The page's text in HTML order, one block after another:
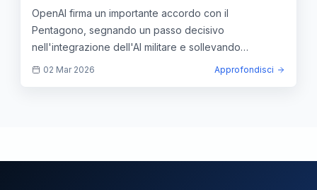
Sam Altman — approfondimento e guida
OpenAI firma un importante accordo con il
Pentagono, segnando un passo decisivo
nell'integrazione dell'AI militare e sollevando
questioni etiche e strategiche.
02 Mar 2026 Approfondisci